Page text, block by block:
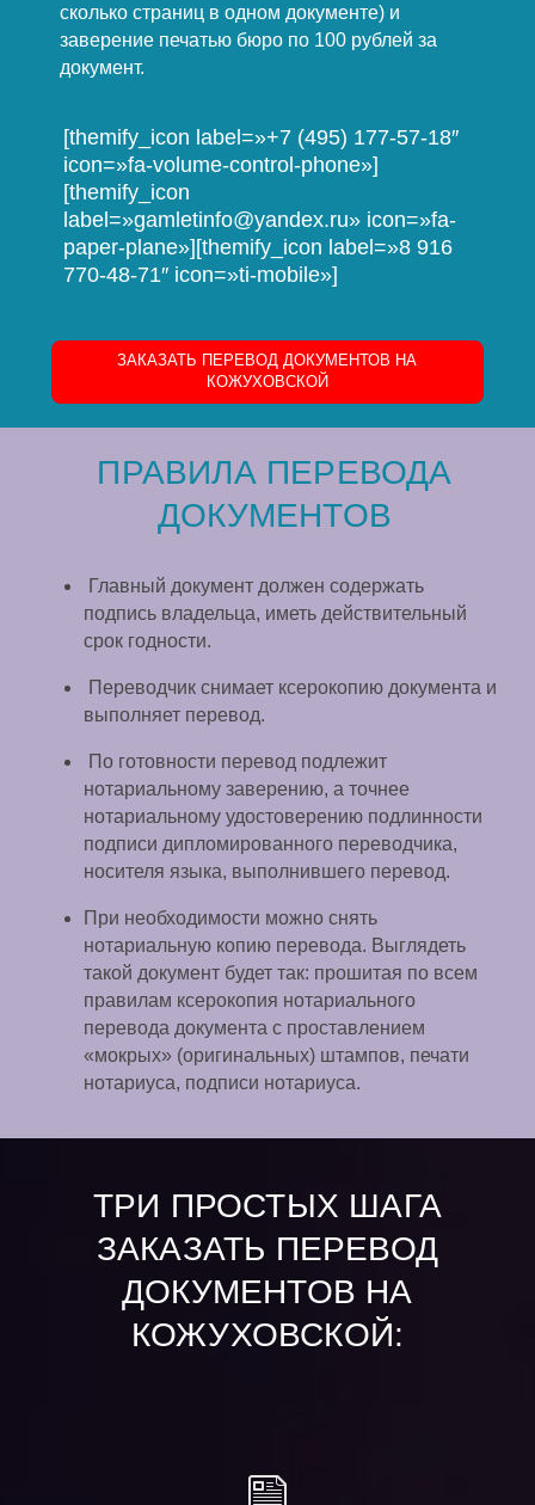
сколько страниц в одном документе) и
заверение печатью бюро по 100 рублей за
документ.
[themify_icon label=»+7 (495) 177-57-18″
icon=»fa-volume-control-phone»]
[themify_icon
label=»gamletinfo@yandex.ru» icon=»fa-
paper-plane»][themify_icon label=»8 916
770-48-71″ icon=»ti-mobile»]
ЗАКАЗАТЬ ПЕРЕВОД ДОКУМЕНТОВ НА
КОЖУХОВСКОЙ
ПРАВИЛА ПЕРЕВОДА
ДОКУМЕНТОВ
Главный документ должен содержать
подпись владельца, иметь действительный
срок годности.
Переводчик снимает ксерокопию документа и
выполняет перевод.
По готовности перевод подлежит
нотариальному заверению, а точнее
нотариальному удостоверению подлинности
подписи дипломированного переводчика,
носителя языка, выполнившего перевод.
При необходимости можно снять
нотариальную копию перевода. Выглядеть
такой документ будет так: прошитая по всем
правилам ксерокопия нотариального
перевода документа с проставлением
«мокрых» (оригинальных) штампов, печати
нотариуса, подписи нотариуса.
ТРИ ПРОСТЫХ ШАГА
ЗАКАЗАТЬ ПЕРЕВОД
ДОКУМЕНТОВ НА
КОЖУХОВСКОЙ: